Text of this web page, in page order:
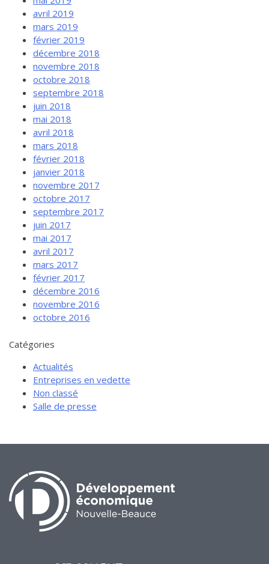
avril 2019
mars 2019
février 2019
décembre 2018
novembre 2018
octobre 2018
septembre 2018
juin 2018
mai 2018
avril 2018
mars 2018
février 2018
janvier 2018
novembre 2017
octobre 2017
septembre 2017
juin 2017
mai 2017
avril 2017
mars 2017
février 2017
décembre 2016
novembre 2016
octobre 2016
Catégories
Actualités
Entreprises en vedette
Non classé
Salle de presse